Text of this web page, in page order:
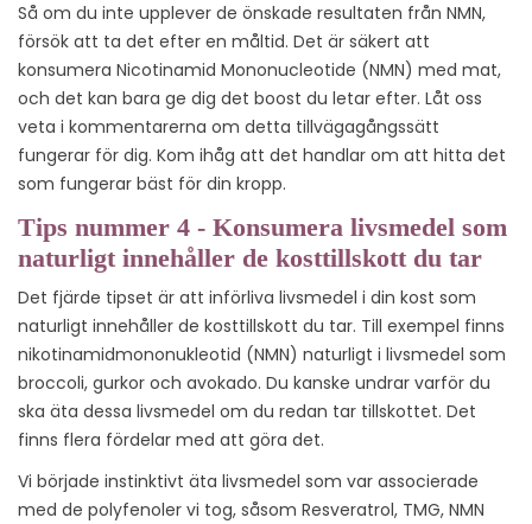
Så om du inte upplever de önskade resultaten från NMN,
försök att ta det efter en måltid. Det är säkert att
konsumera Nicotinamid Mononucleotide (NMN) med mat,
och det kan bara ge dig det boost du letar efter. Låt oss
veta i kommentarerna om detta tillvägagångssätt
fungerar för dig. Kom ihåg att det handlar om att hitta det
som fungerar bäst för din kropp.
Tips nummer 4 - Konsumera livsmedel som
naturligt innehåller de kosttillskott du tar
Det fjärde tipset är att införliva livsmedel i din kost som
naturligt innehåller de kosttillskott du tar. Till exempel finns
nikotinamidmononukleotid (NMN) naturligt i livsmedel som
broccoli, gurkor och avokado. Du kanske undrar varför du
ska äta dessa livsmedel om du redan tar tillskottet. Det
finns flera fördelar med att göra det.
Vi började instinktivt äta livsmedel som var associerade
med de polyfenoler vi tog, såsom Resveratrol, TMG, NMN